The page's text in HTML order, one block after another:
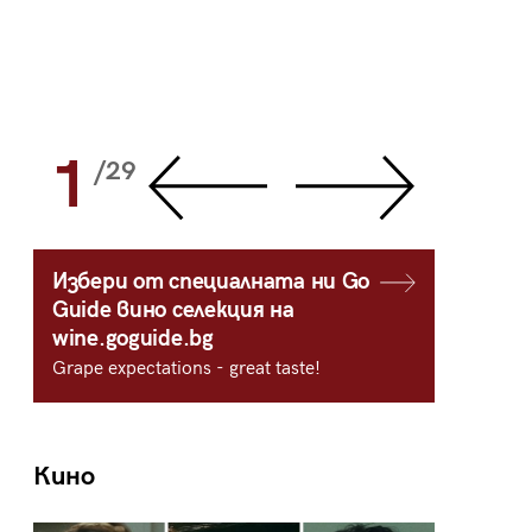
1 /29
Избери от специалната ни Go
Guide вино селекция на
wine.goguide.bg
Grape expectations - great taste!
Кино